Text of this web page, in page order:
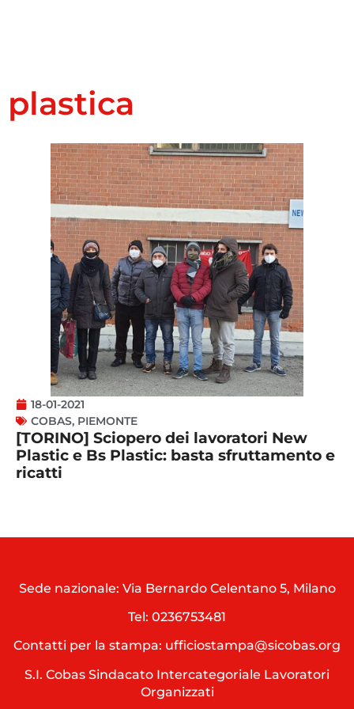
plastica
18-01-2021
COBAS, PIEMONTE
[TORINO] Sciopero dei lavoratori New
Plastic e Bs Plastic: basta sfruttamento e
ricatti
Sede nazionale: Via Bernardo Celentano 5, Milano
Tel: 0236753481
Contatti per la stampa: ufficiostampa@sicobas.org
S.I. Cobas Sindacato Intercategoriale Lavoratori
Organizzati